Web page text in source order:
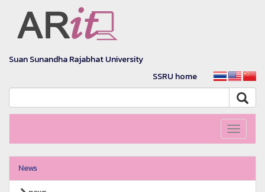
Suan Sunandha Rajabhat University
SSRU home
Toggle
News